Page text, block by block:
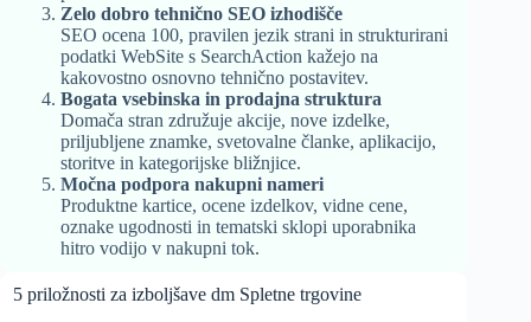
Zelo dobro tehnično SEO izhodišče
SEO ocena 100, pravilen jezik strani in strukturirani
podatki WebSite s SearchAction kažejo na
kakovostno osnovno tehnično postavitev.
Bogata vsebinska in prodajna struktura
Domača stran združuje akcije, nove izdelke,
priljubljene znamke, svetovalne članke, aplikacijo,
storitve in kategorijske bližnjice.
Močna podpora nakupni nameri
Produktne kartice, ocene izdelkov, vidne cene,
oznake ugodnosti in tematski sklopi uporabnika
hitro vodijo v nakupni tok.
5 priložnosti za izboljšave dm Spletne trgovine